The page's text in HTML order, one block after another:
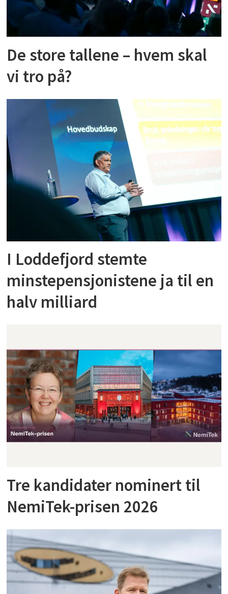
De store tallene – hvem skal
vi tro på?
I Loddefjord stemte
minstepensjonistene ja til en
halv milliard
Tre kandidater nominert til
NemiTek-prisen 2026